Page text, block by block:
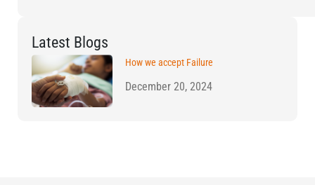
Latest Blogs
How we accept Failure
December 20, 2024